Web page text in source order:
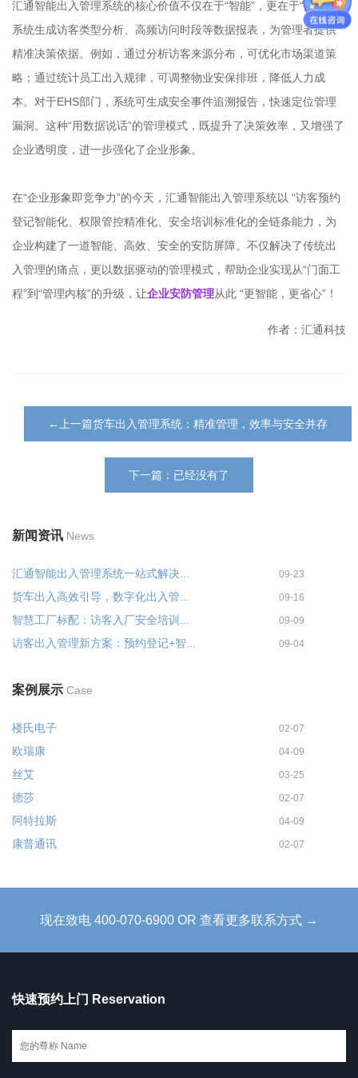
汇通智能出入管理系统的核心价值不仅在于“智能”，更在于“数据”。
系统生成访客类型分析、高频访问时段等数据报表，为管理者提供
精准决策依据。例如，通过分析访客来源分布，可优化市场渠道策
略；通过统计员工出入规律，可调整物业安保排班，降低人力成
本。对于EHS部门，系统可生成安全事件追溯报告，快速定位管理
漏洞。这种“用数据说话”的管理模式，既提升了决策效率，又增强了
企业透明度，进一步强化了企业形象。
在“企业形象即竞争力”的今天，汇通智能出入管理系统以 “访客预约
登记智能化、权限管控精准化、安全培训标准化的全链条能力，为
企业构建了一道智能、高效、安全的安防屏障。不仅解决了传统出
入管理的痛点，更以数据驱动的管理模式，帮助企业实现从“门面工
程”到“管理内核”的升级，让企业安防管理从此 “更智能，更省心”！
作者：汇通科技
←上一篇货车出入管理系统：精准管理，效率与安全并存
下一篇：已经没有了
新闻资讯 News
汇通智能出入管理系统一站式解决... 09-23
货车出入高效引导，数字化出入管... 09-16
智慧工厂标配：访客入厂安全培训... 09-09
访客出入管理新方案：预约登记+智... 09-04
案例展示 Case
楼氏电子 02-07
欧瑞康 04-09
丝艾 03-25
德莎 02-07
阿特拉斯 04-09
康普通讯 02-07
现在致电 400-070-6900 OR 查看更多联系方式 →
快速预约上门 Reservation